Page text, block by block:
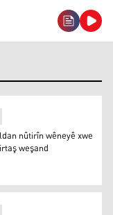
nûtirîn wêneyê xwe
weşand